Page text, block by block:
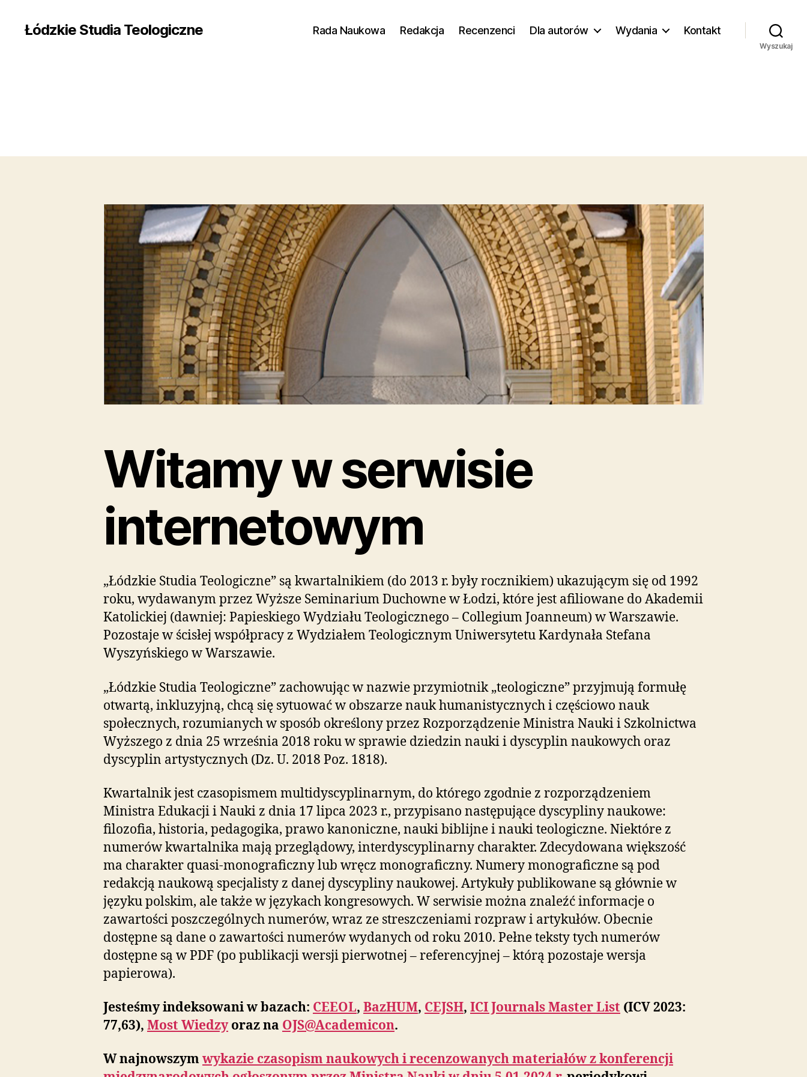
Łódzkie Studia Teologiczne Rada Naukowa Redakcja Recenzenci Dla autorów Wydania Kontakt
Wyszukaj
Witamy w serwisie
internetowym
„Łódzkie Studia Teologiczne” są kwartalnikiem (do 2013 r. były rocznikiem) ukazującym się od 1992
roku, wydawanym przez Wyższe Seminarium Duchowne w Łodzi, które jest afiliowane do Akademii
Katolickiej (dawniej: Papieskiego Wydziału Teologicznego – Collegium Joanneum) w Warszawie.
Pozostaje w ścisłej współpracy z Wydziałem Teologicznym Uniwersytetu Kardynała Stefana
Wyszyńskiego w Warszawie.
„Łódzkie Studia Teologiczne” zachowując w nazwie przymiotnik „teologiczne” przyjmują formułę
otwartą, inkluzyjną, chcą się sytuować w obszarze nauk humanistycznych i częściowo nauk
społecznych, rozumianych w sposób określony przez Rozporządzenie Ministra Nauki i Szkolnictwa
Wyższego z dnia 25 września 2018 roku w sprawie dziedzin nauki i dyscyplin naukowych oraz
dyscyplin artystycznych (Dz. U. 2018 Poz. 1818).
Kwartalnik jest czasopismem multidyscyplinarnym, do którego zgodnie z rozporządzeniem
Ministra Edukacji i Nauki z dnia 17 lipca 2023 r., przypisano następujące dyscypliny naukowe:
filozofia, historia, pedagogika, prawo kanoniczne, nauki biblijne i nauki teologiczne. Niektóre z
numerów kwartalnika mają przeglądowy, interdyscyplinarny charakter. Zdecydowana większość
ma charakter quasi-monograficzny lub wręcz monograficzny. Numery monograficzne są pod
redakcją naukową specjalisty z danej dyscypliny naukowej. Artykuły publikowane są głównie w
języku polskim, ale także w językach kongresowych. W serwisie można znaleźć informacje o
zawartości poszczególnych numerów, wraz ze streszczeniami rozpraw i artykułów. Obecnie
dostępne są dane o zawartości numerów wydanych od roku 2010. Pełne teksty tych numerów
dostępne są w PDF (po publikacji wersji pierwotnej – referencyjnej – którą pozostaje wersja
papierowa).
Jesteśmy indeksowani w bazach: CEEOL, BazHUM, CEJSH, ICI Journals Master List (ICV 2023:
77,63), Most Wiedzyoraz na OJS@Academicon.
W najnowszymwykazie czasopism naukowych i recenzowanych materiałów z konferencji